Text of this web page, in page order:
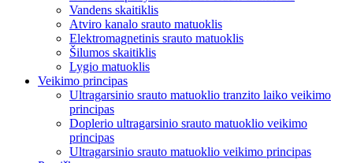
Vandens skaitiklis
Atviro kanalo srauto matuoklis
Elektromagnetinis srauto matuoklis
Šilumos skaitiklis
Lygio matuoklis
Veikimo principas
Ultragarsinio srauto matuoklio tranzito laiko veikimo
principas
Doplerio ultragarsinio srauto matuoklio veikimo
principas
Ultragarsinio srauto matuoklio veikimo principas